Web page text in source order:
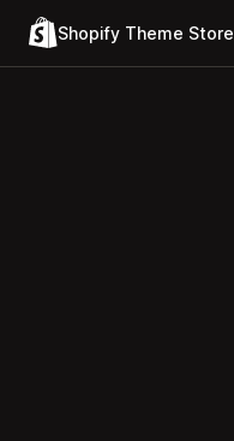
Shopify Theme Store